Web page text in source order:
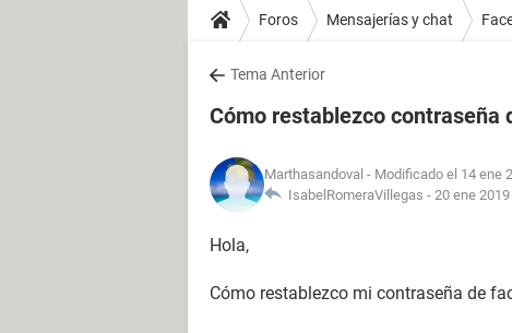
Foros Mensajerías y chat
Tema Anterior
Cómo restablezco contraseña
Marthasandoval - Modificado el 14 ene
IsabelRomeraVillegas - 20 ene
Hola,
Cómo restablezco mi contraseña de